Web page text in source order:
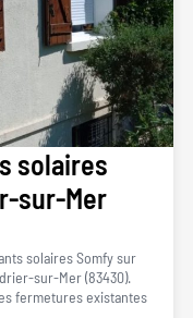
solaires
sur-Mer
solaires Somfy sur
sur-Mer (83430).
fermetures existantes